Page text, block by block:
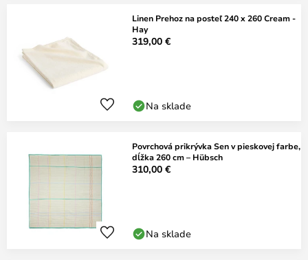
Linen Prehoz na posteľ 240 x 260 Cream -
Hay
319,00 €
Na sklade
Povrchová prikrývka Sen v pieskovej farbe,
dĺžka 260 cm – Hübsch
310,00 €
Na sklade